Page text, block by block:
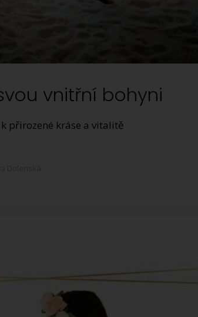
vnitřní bohyni
přirozené kráse a vitalitě